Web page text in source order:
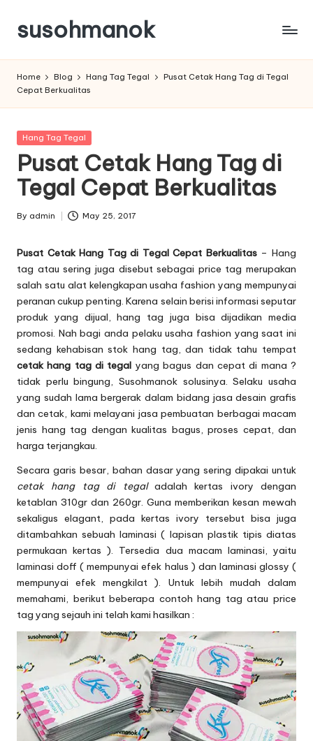
Skip
content
susohmanok
Home Blog Hang Tag Tegal
Pusat Cetak Hang Tag di Tegal
Cepat Berkualitas
Posted
Hang Tag Tegal
Pusat Cetak Hang Tag di
Tegal Cepat Berkualitas
Posted
By admin May 25, 2017
Pusat Cetak Hang Tag di Tegal Cepat Berkualitas– Hang
tag atau sering juga disebut sebagai price tag merupakan
salah satu alat kelengkapan usaha fashion yang mempunyai
peranan cukup penting. Karena selain berisi informasi seputar
produk yang dijual, hang tag juga bisa dijadikan media
promosi. Nah bagi anda pelaku usaha fashion yang saat ini
sedang kehabisan stok hang tag, dan tidak tahu tempat
cetak hang tag di tegal yang bagus dan cepat di mana ?
tidak perlu bingung, Susohmanok solusinya. Selaku usaha
yang sudah lama bergerak dalam bidang jasa desain grafis
dan cetak, kami melayani jasa pembuatan berbagai macam
jenis hang tag dengan kualitas bagus, proses cepat, dan
harga terjangkau.
Secara garis besar, bahan dasar yang sering dipakai untuk
cetak hang tag di tegaladalah kertas ivory dengan
ketablan 310gr dan 260gr. Guna memberikan kesan mewah
sekaligus elagant, pada kertas ivory tersebut bisa juga
ditambahkan sebuah laminasi ( lapisan plastik tipis diatas
permukaan kertas ). Tersedia dua macam laminasi, yaitu
laminasi doff ( mempunyai efek halus ) dan laminasi glossy (
mempunyai efek mengkilat ). Untuk lebih mudah dalam
memahami, berikut beberapa contoh hang tag atau price
tag yang sejauh ini telah kami hasilkan :